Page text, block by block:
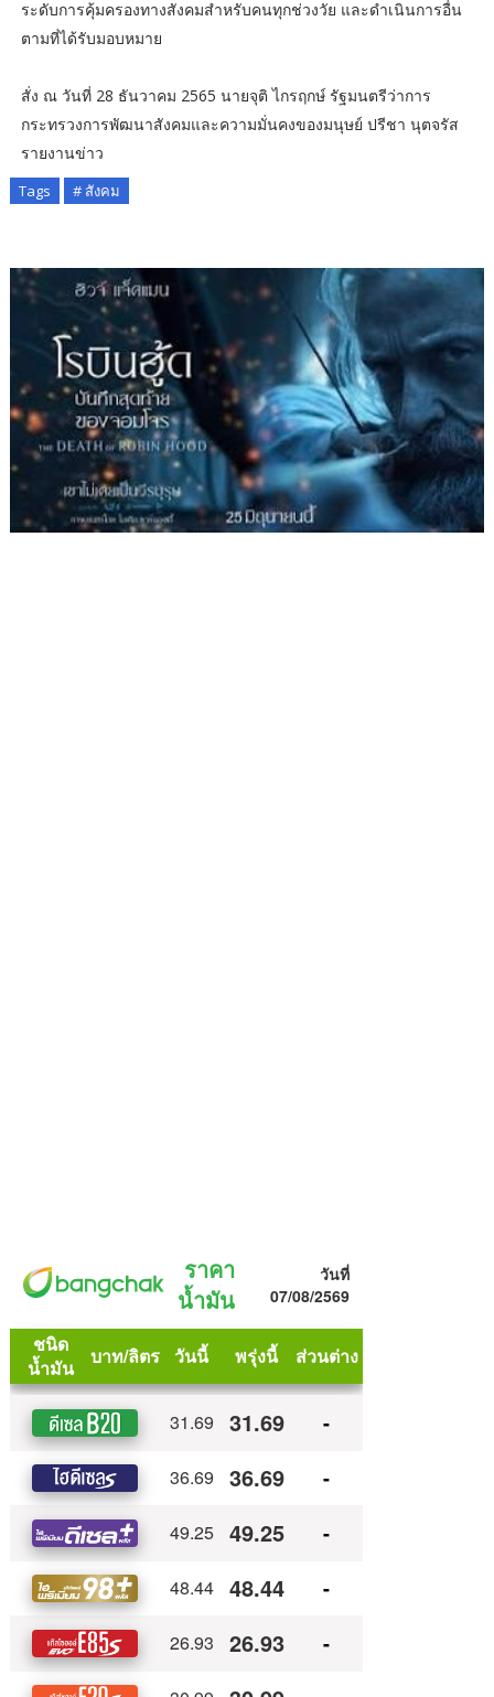
ระดับการคุ้มครองทางสังคมสำหรับคนทุกช่วงวัย และดำเนินการอื่น
ตามที่ได้รับมอบหมาย
สั่ง ณ วันที่ 28 ธันวาคม 2565 นายจุติ ไกรฤกษ์ รัฐมนตรีว่าการ
กระทรวงการพัฒนาสังคมและความมั่นคงของมนุษย์ ปรีชา นุตจรัส
รายงานข่าว
Tags # สังคม